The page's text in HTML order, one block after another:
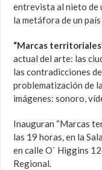
entrevista al nieto de
la metáfora de un
“Marcas
actual del arte: las
las contradicciones
problematización de
imágenes: sonoro,
Inauguran “Marcas
las 19 horas, en la
en calle O` Higgins
Regional.